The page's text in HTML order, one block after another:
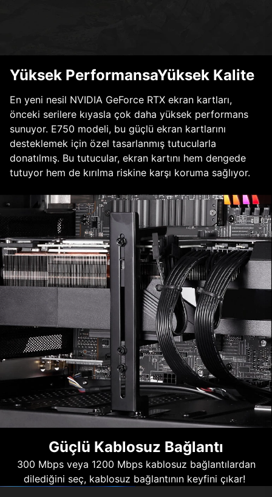
Yüksek PerformansaYüksek Kalite
En yeni nesil NVIDIA GeForce RTX ekran kartları,
önceki serilere kıyasla çok daha yüksek performans
sunuyor. E750 modeli, bu güçlü ekran kartlarını
desteklemek için özel tasarlanmış tutucularla
donatılmış. Bu tutucular, ekran kartını hem dengede
tutuyor hem de kırılma riskine karşı koruma sağlıyor.
Güçlü Kablosuz Bağlantı
300 Mbps veya 1200 Mbps kablosuz bağlantılardan
dilediğini seç, kablosuz bağlantının keyfini çıkar!